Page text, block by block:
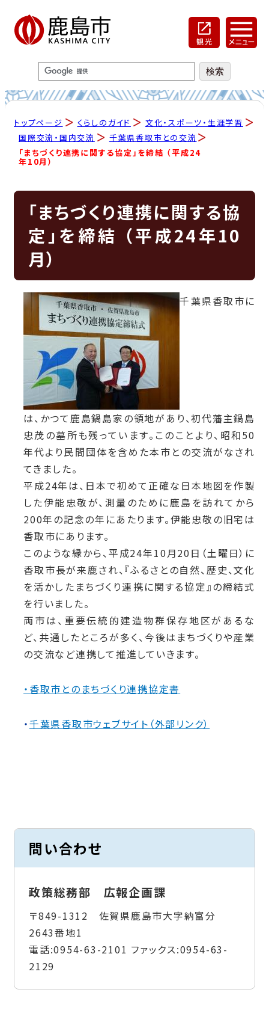
トップページ くらしのガイド
文化・スポーツ・生涯学習
国際交流・国内交流
千葉県香取市との交流
「まちづくり連携に関する協定」を締結 （平成24
年10月）
「まちづくり連携に関する協
定」を締結 （平成24年10
月）
千葉県香取市に
は、かつて鹿島鍋島家の領地があり、初代藩主鍋島
忠茂の墓所も残っています。このことより、昭和50
年代より民間団体を含めた本市との交流がなされ
てきました。
平成24年は、日本で初めて正確な日本地図を作製
した伊能忠敬が、測量のために鹿島を訪れてから
200年の記念の年にあたります。伊能忠敬の旧宅は
香取市にあります。
このような縁から、平成24年10月20日（土曜日）に
香取市長が来鹿され、『ふるさとの自然、歴史、文化
を活かしたまちづくり連携に関する協定』の締結式
を行いました。
両市は、重要伝統的建造物群保存地区があるな
ど、共通したところが多く、今後はまちづくりや産業
の交流など連携して推進していきます。
・香取市とのまちづくり連携協定書
・千葉県香取市ウェブサイト（外部リンク）
問い合わせ
政策総務部 広報企画課
〒849-1312 佐賀県鹿島市大字納富分
2643番地1
電話:0954-63-2101 ファックス:0954-63-
2129